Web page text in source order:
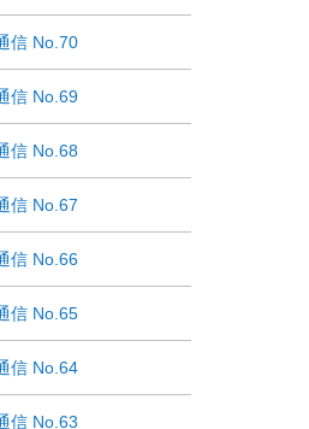
信 No.70
信 No.69
信 No.68
信 No.67
信 No.66
信 No.65
信 No.64
信 No.63